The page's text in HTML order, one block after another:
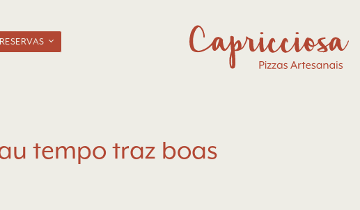
RESERVAS
tempo traz boas